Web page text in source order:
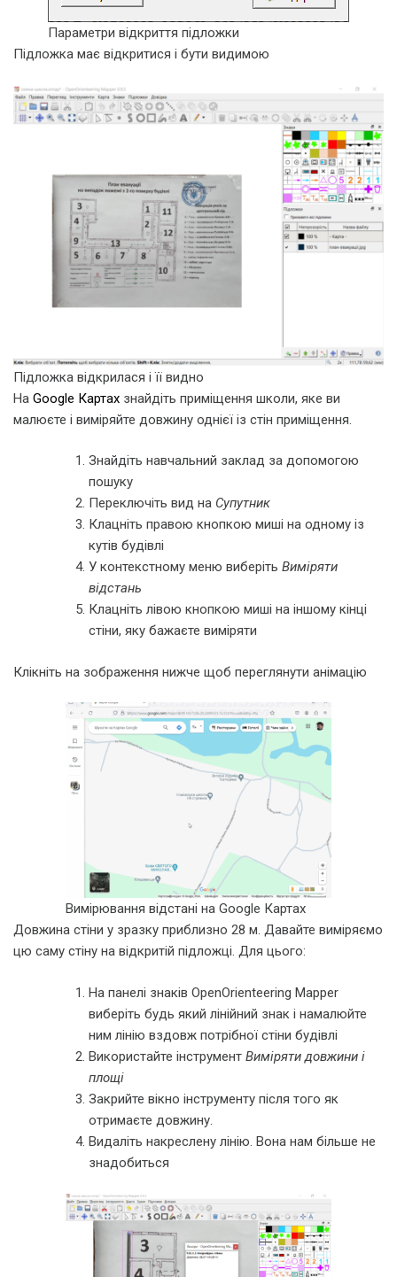
Параметри відкриття підложки
Підложка має відкритися і бути видимою
Підложка відкрилася і її видно
На Google Картах знайдіть приміщення школи, яке ви
малюєте і виміряйте довжину однієї із стін приміщення.
Знайдіть навчальний заклад за допомогою
пошуку
Переключіть вид на Супутник
Клацніть правою кнопкою миші на одному із
кутів будівлі
У контекстному меню виберіть Виміряти
відстань
Клацніть лівою кнопкою миші на іншому кінці
стіни, яку бажаєте виміряти
Клікніть на зображення нижче щоб переглянути анімацію
Вимірювання відстані на Google Картах
Довжина стіни у зразку приблизно 28 м. Давайте виміряємо
цю саму стіну на відкритій підложці. Для цього:
На панелі знаків OpenOrienteering Mapper
виберіть будь який лінійний знак і намалюйте
ним лінію вздовж потрібної стіни будівлі
Використайте інструмент Виміряти довжини і
площі
Закрийте вікно інструменту після того як
отримаєте довжину.
Видаліть накреслену лінію. Вона нам більше не
знадобиться